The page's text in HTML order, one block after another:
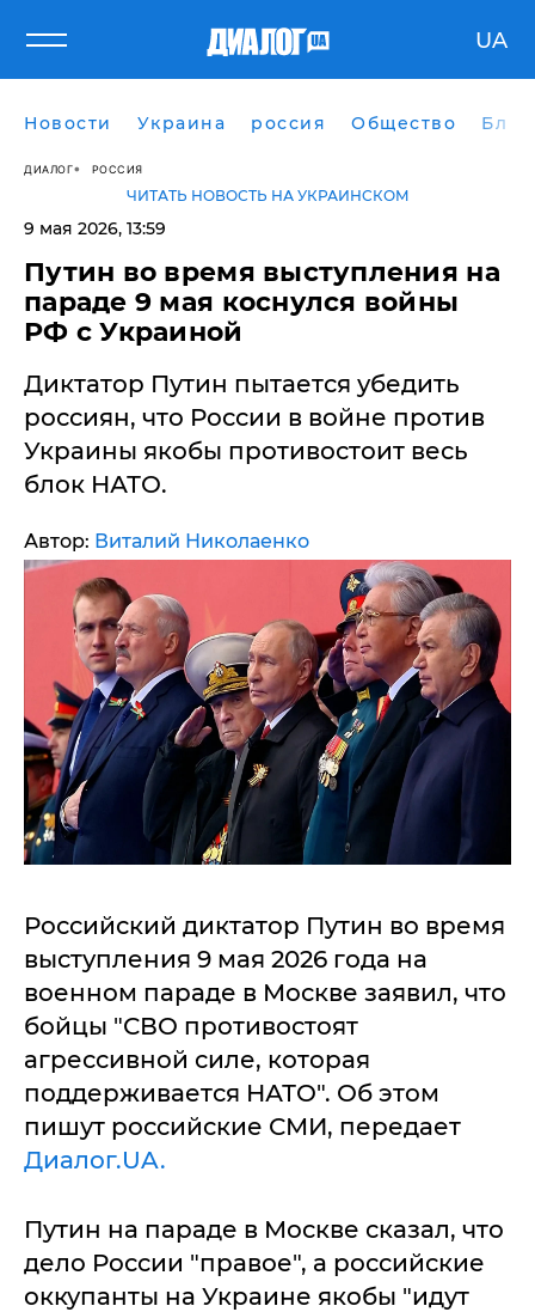
UA
Новости Украина россия Общество
ДИАЛОГ РОССИЯ
ЧИТАТЬ НОВОСТЬ НА УКРАИНСКОМ
9 мая 2026, 13:59
Путин во время выступления на
параде 9 мая коснулся войны
РФ с Украиной
Диктатор Путин пытается убедить
россиян, что России в войне против
Украины якобы противостоит весь
блок НАТО.
Автор: Виталий Николаенко
Российский диктатор Путин во время
выступления 9 мая 2026 года на
военном параде в Москве заявил, что
бойцы "СВО противостоят
агрессивной силе, которая
поддерживается НАТО". Об этом
пишут российские СМИ, передает
Диалог.UA.
Путин на параде в Москве сказал, что
дело России "правое", а российские
оккупанты на Украине якобы "идут